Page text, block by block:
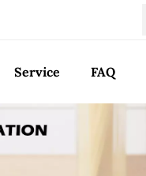
Service FAQ